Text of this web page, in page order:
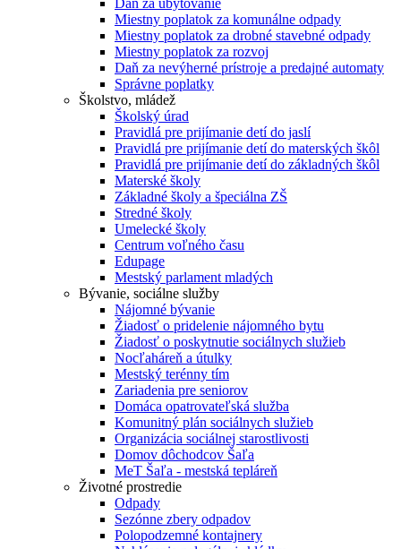
Daň za ubytovanie
Miestny poplatok za komunálne odpady
Miestny poplatok za drobné stavebné odpady
Miestny poplatok za rozvoj
Daň za nevýherné prístroje a predajné automaty
Správne poplatky
Školstvo, mládež
Školský úrad
Pravidlá pre prijímanie detí do jaslí
Pravidlá pre prijímanie detí do materských škôl
Pravidlá pre prijímanie detí do základných škôl
Materské školy
Základné školy a špeciálna ZŠ
Stredné školy
Umelecké školy
Centrum voľného času
Edupage
Mestský parlament mladých
Bývanie, sociálne služby
Nájomné bývanie
Žiadosť o pridelenie nájomného bytu
Žiadosť o poskytnutie sociálnych služieb
Nocľaháreň a útulky
Mestský terénny tím
Zariadenia pre seniorov
Domáca opatrovateľská služba
Komunitný plán sociálnych služieb
Organizácia sociálnej starostlivosti
Domov dôchodcov Šaľa
MeT Šaľa - mestská tepláreň
Životné prostredie
Odpady
Sezónne zbery odpadov
Polopodzemné kontajnery